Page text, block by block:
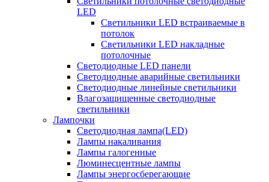
LED
Cветильники LED встраиваемые в
потолок
Светильники LED накладные
потолочные
Светодиодные LED панели
Светодиодные аварийные светильники
Светодиодные линейные светильники
Влагозащищенные светодиодные
светильники
Лампочки
Светодиодная лампа(LED)
Лампы накаливания
Лампы галогенные
Люминесцентные лампы
Лампы энергосберегающие